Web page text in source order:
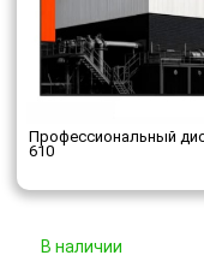
Профессиональный
610
В наличии